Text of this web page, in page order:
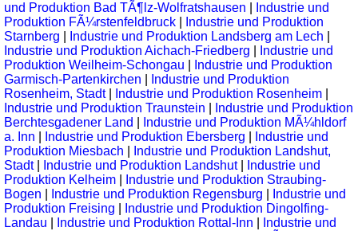
und Produktion Bad TÃ¶lz-Wolfratshausen
Industrie und
Produktion FÃ¼rstenfeldbruck
Industrie und Produktion
Starnberg
Industrie und Produktion Landsberg am Lech
Industrie und Produktion Aichach-Friedberg
Industrie und
Produktion Weilheim-Schongau
Industrie und Produktion
Garmisch-Partenkirchen
Industrie und Produktion
Rosenheim, Stadt| Industrie und Produktion Rosenheim
Industrie und Produktion Traunstein
Industrie und Produktion
Berchtesgadener Land
Industrie und Produktion MÃ¼hldorf
a. Inn
Industrie und Produktion Ebersberg
Industrie und
Produktion Miesbach
Industrie und Produktion Landshut,
Stadt| Industrie und Produktion Landshut|
Industrie und
Produktion Kelheim
Industrie und Produktion Straubing-
Bogen
Industrie und Produktion Regensburg
Industrie und
Produktion Freising
Industrie und Produktion Dingolfing-
Landau
Industrie und Produktion Rottal-Inn
Industrie und